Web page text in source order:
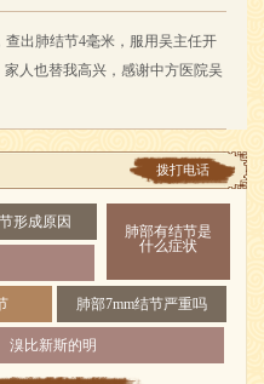
出肺结节4毫米，服用吴主任开
人也替我高兴，感谢中方医院吴
拨打电话
肺部有结节是
什么症状
形成原因
肺部7mm结节严重吗
溴比新斯的明